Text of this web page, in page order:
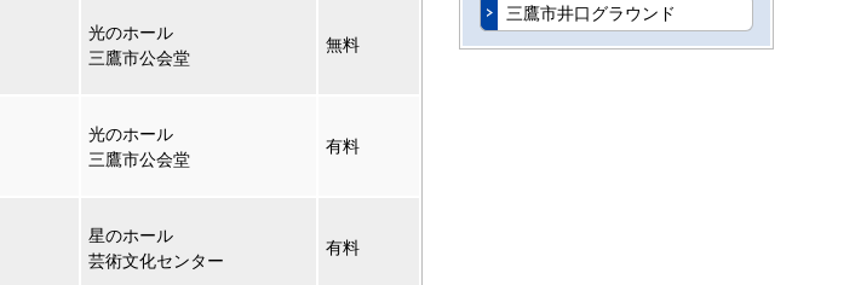
光のホール
三鷹市公会堂
無料
光のホール
三鷹市公会堂
有料
星のホール
芸術文化センター
有料
三鷹市井口グラウンド